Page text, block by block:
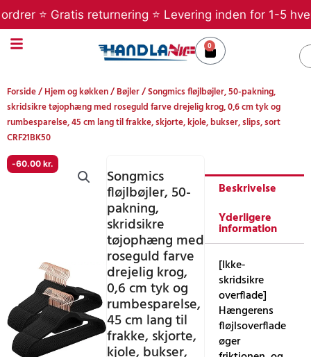
til
indholdet
⭐ Gratis returnering ⭐ Levering inden for 1-5
0
Kurv
Forside/Hjem og køkken/Bøjler/ Songmics fløjlbøjler, 50-pakning,
skridsikre tøjophæng med roseguld farve drejelig krog, 0,6 cm tyk og
rumbesparelse, 45 cm lang til frakke, skjorte, kjole, bukser, slips, sort
CRF21BK50
-60.00 kr.
Songmics
fløjlbøjler, 50-
pakning,
skridsikre
tøjophæng med
roseguld farve
drejelig krog,
0,6 cm tyk og
rumbesparelse,
45 cm lang til
frakke, skjorte,
Beskrivelse
Yderligere
information
[Ikke-
skridsikre
overflade]
Hængerens
fløjlsoverflade
øger